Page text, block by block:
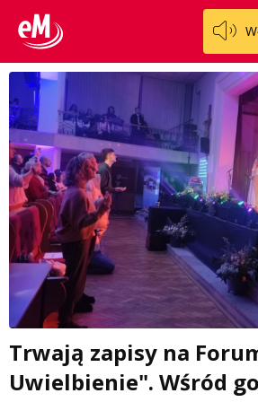
Trwają zapisy na
Uwielbienie". Wśród